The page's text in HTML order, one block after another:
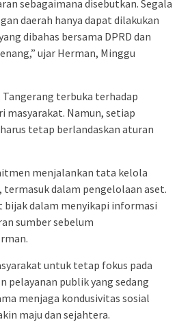
sebagaimana disebutkan. Segala
daerah hanya dapat dilakukan
dibahas bersama DPRD dan
ujar Herman, Minggu
terbuka terhadap
masyarakat. Namun, setiap
tetap berlandaskan aturan
menjalankan tata kelola
dalam pengelolaan aset.
bijak dalam menyikapi informasi
sumber sebelum
untuk tetap fokus pada
pelayanan publik yang sedang
menjaga kondusivitas sosial
maju dan sejahtera.